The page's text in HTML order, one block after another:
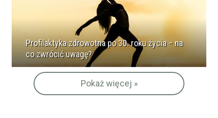
Profilaktyka zdrowotna po 30. roku życia – na
co zwrócić uwagę?
Pokaż więcej »